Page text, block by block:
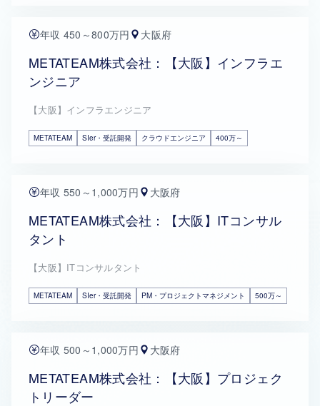
年収 450～800万円 大阪府
METATEAM株式会社：【大阪】インフラエ
ンジニア
【大阪】インフラエンジニア
METATEAM SIer・受託開発 クラウドエンジニア 400万～
年収 550～1,000万円 大阪府
METATEAM株式会社：【大阪】ITコンサル
タント
【大阪】ITコンサルタント
METATEAM SIer・受託開発 PM・プロジェクトマネジメント 500万～
年収 500～1,000万円 大阪府
METATEAM株式会社：【大阪】プロジェク
トリーダー